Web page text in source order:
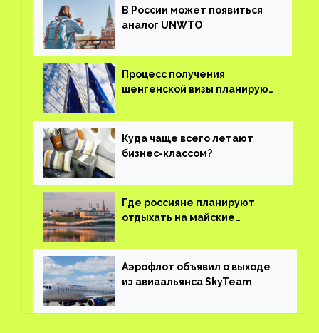
В России может появиться
аналог UNWTO
Процесс получения
шенгенской визы планируют
Куда чаще всего летают
бизнес-классом?
Где россияне планируют
отдыхать на майские
Аэрофлот объявил о выходе
из авиаальянса SkyTeam